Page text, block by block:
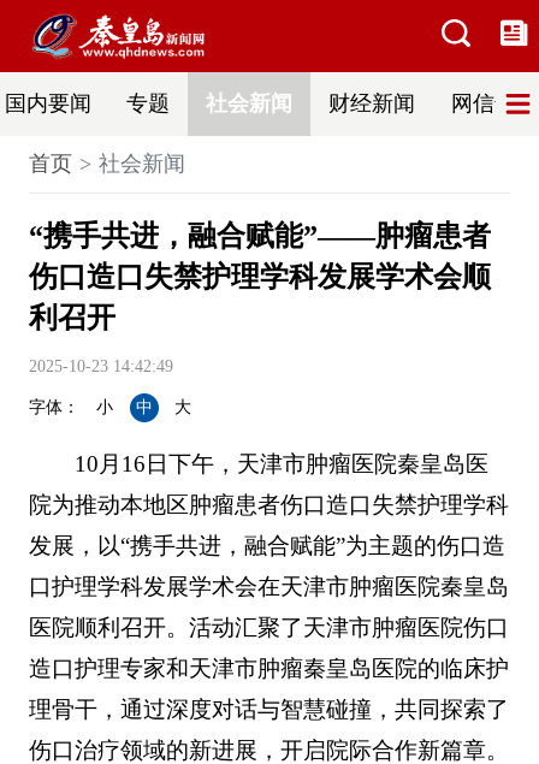
国内要闻 专题 社会新闻 财经新闻 网信普法
首页 社会新闻
“携手共进，融合赋能”——肿瘤患者
伤口造口失禁护理学科发展学术会顺
利召开
2025-10-23 14:42:49
字体： 小 中 大
10月16日下午，天津市肿瘤医院秦皇岛医
院为推动本地区肿瘤患者伤口造口失禁护理学科
发展，以“携手共进，融合赋能”为主题的伤口造
口护理学科发展学术会在天津市肿瘤医院秦皇岛
医院顺利召开。活动汇聚了天津市肿瘤医院伤口
造口护理专家和天津市肿瘤秦皇岛医院的临床护
理骨干，通过深度对话与智慧碰撞，共同探索了
伤口治疗领域的新进展，开启院际合作新篇章。